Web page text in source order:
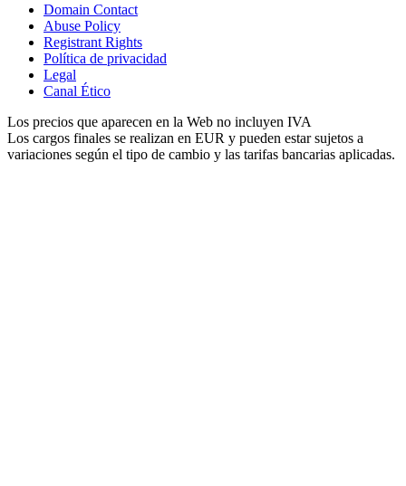
Domain Contact
Abuse Policy
Registrant Rights
Política de privacidad
Legal
Canal Ético
Los precios que aparecen en la Web no incluyen IVA
Los cargos finales se realizan en EUR y pueden estar sujetos a
variaciones según el tipo de cambio y las tarifas bancarias aplicadas.